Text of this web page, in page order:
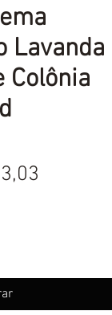
Lavanda
Colônia